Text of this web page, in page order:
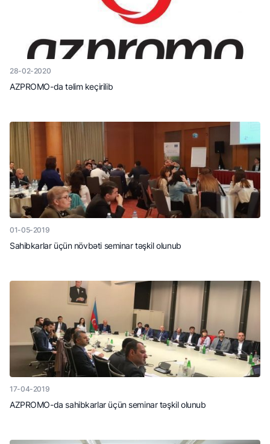
28-02-2020
AZPROMO-da təlim keçirilib
01-05-2019
Sahibkarlar üçün növbəti seminar təşkil olunub
17-04-2019
AZPROMO-da sahibkarlar üçün seminar təşkil olunub